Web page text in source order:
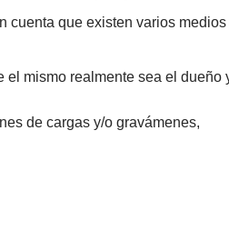
que existen varios
mismo realmente sea el dueño
de cargas y/o gravámenes,